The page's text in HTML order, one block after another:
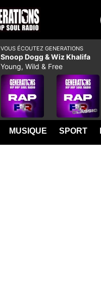
MUSIQUE SPORT
VOUS ÉCOUTEZ GENERATIONS
Snoop Dogg & Wiz Khalifa
Young, Wild & Free